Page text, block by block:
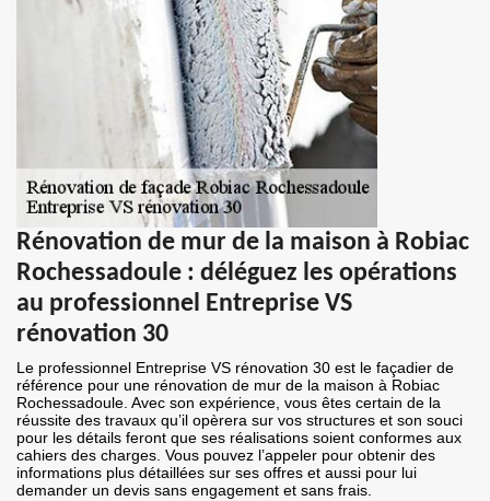
Rénovation de mur de la maison à Robiac
Rochessadoule : déléguez les opérations
au professionnel Entreprise VS
rénovation 30
Le professionnel Entreprise VS rénovation 30 est le façadier de
référence pour une rénovation de mur de la maison à Robiac
Rochessadoule. Avec son expérience, vous êtes certain de la
réussite des travaux qu’il opèrera sur vos structures et son souci
pour les détails feront que ses réalisations soient conformes aux
cahiers des charges. Vous pouvez l’appeler pour obtenir des
informations plus détaillées sur ses offres et aussi pour lui
demander un devis sans engagement et sans frais.